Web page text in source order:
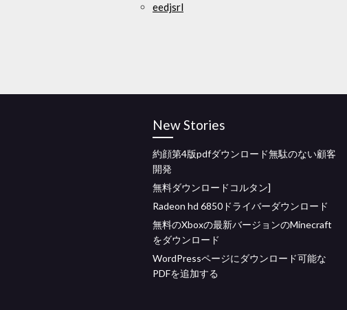
eedjsrl
New Stories
約顔第4版pdfダウンロード無駄のない顧客
開発
無料ダウンロードコルタン]
Radeon hd 6850ドライバーダウンロード
無料のXboxの最新バージョンのMinecraft
をダウンロード
WordPressページにダウンロード可能な
PDFを追加する